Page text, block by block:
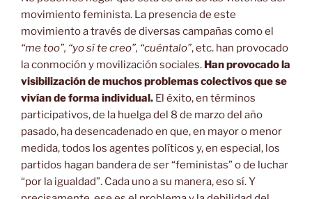
movimiento feminista. La presencia de este
movimiento a través de diversas campañas como el
“me too”, “yo sí te creo”, “cuéntalo”, etc. han provocado
la conmoción y movilización sociales. Han provocado la
visibilización de muchos problemas colectivos que se
vivían de forma individual. El éxito, en términos
participativos, de la huelga del 8 de marzo del año
pasado, ha desencadenado en que, en mayor o menor
medida, todos los agentes políticos y, en especial, los
partidos hagan bandera de ser “feministas” o de luchar
“por la igualdad”. Cada uno a su manera, eso sí. Y